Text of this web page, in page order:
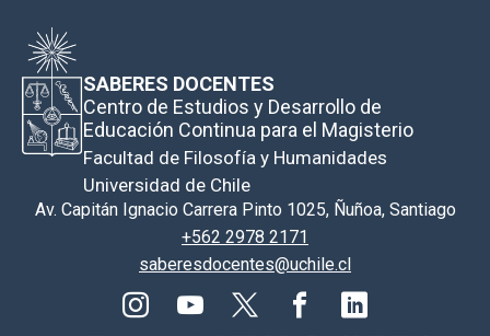
SABERES DOCENTES
Centro de Estudios y Desarrollo de
Educación Continua para el Magisterio
Facultad de Filosofía y Humanidades
Universidad de Chile
Av. Capitán Ignacio Carrera Pinto 1025, Ñuñoa, Santiago
+562 2978 2171
saberesdocentes@uchile.cl